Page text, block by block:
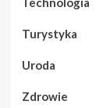
Turystyka
Uroda
Zdrowie